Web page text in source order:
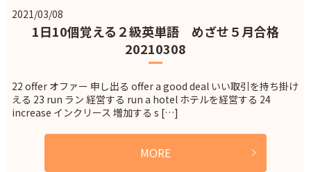
2021/03/08
1日10個覚える２級英単語 めざせ５月合格
20210308
22 offer オファー 申し出る offer a good deal いい取引を持ち掛け
える 23 run ラン 経営する run a hotel ホテルを経営する 24
increase インクリース 増加する s […]
MORE